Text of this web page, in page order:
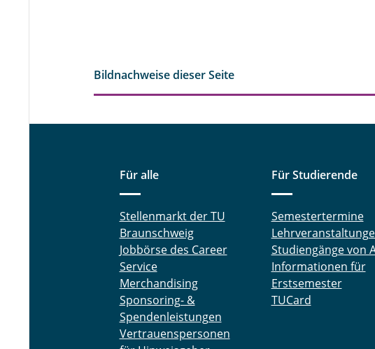
Bildnachweise dieser Seite
Für alle
Stellenmarkt der TU
Braunschweig
Jobbörse des Career
Service
Merchandising
Sponsoring- &
Spendenleistungen
Vertrauenspersonen
Für Studierende
Semestertermine
Studiengänge von
Informationen für
Erstsemester
TUCard